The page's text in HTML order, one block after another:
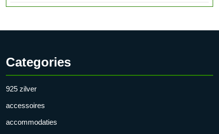
Categories
925 zilver
accessoires
accommodaties